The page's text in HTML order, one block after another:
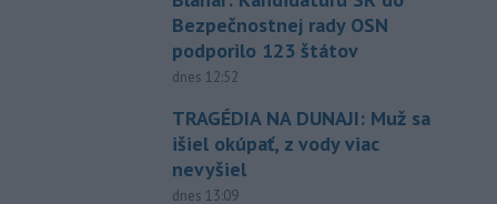
Bezpečnostnej rady OSN
podporilo 123 štátov
dnes 12:52
TRAGÉDIA NA DUNAJI: Muž sa
išiel okúpať, z vody viac
nevyšiel
dnes 13:09